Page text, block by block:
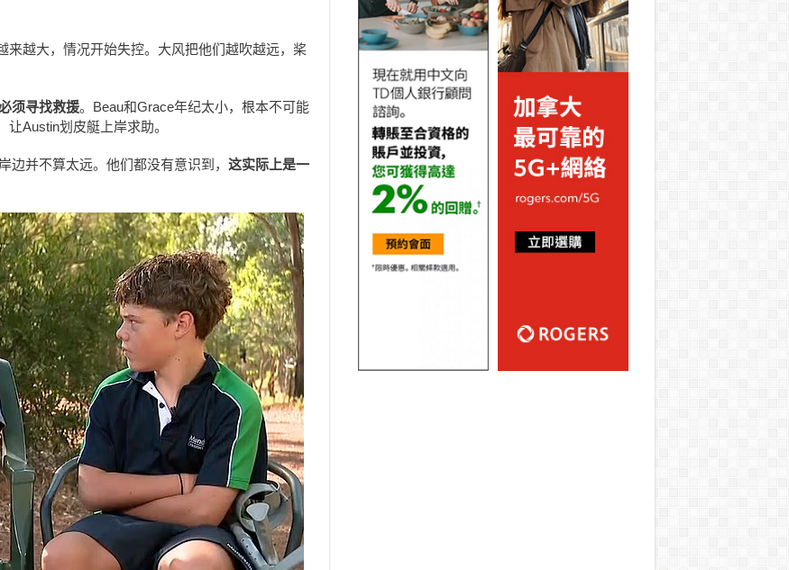
来越大，情况开始失控。大风把他们越吹越远，桨
须寻找救援。Beau和Grace年纪太小，根本不可能
Austin划皮艇上岸求助。
边并不算太远。他们都没有意识到， 这实际上是一